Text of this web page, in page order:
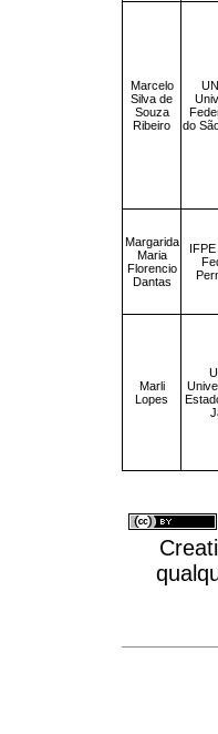
Marcelo
Silva de
Souza
Ribeiro
do
Margarida
Maria
Florencio
Dantas
Marli
Lopes